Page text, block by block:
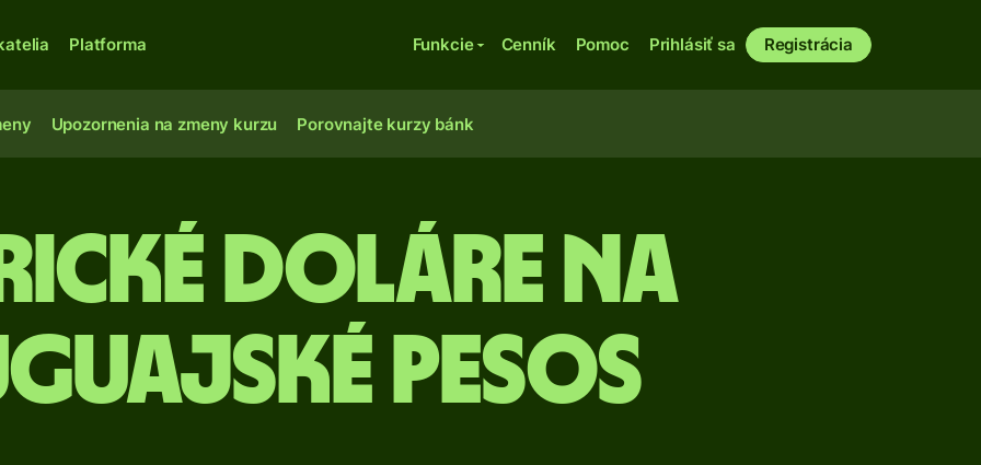
Platforma Funkcie Cenník Pomoc Prihlásiť sa Registrácia
Upozornenia na zmeny kurzu Porovnajte kurzy bánk
doláre na
pesos